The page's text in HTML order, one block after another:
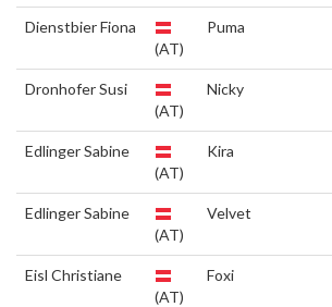
Dienstbier Fiona
(AT)
Puma
Dronhofer Susi
(AT)
Nicky
Edlinger Sabine
(AT)
Kira
Edlinger Sabine
(AT)
Velvet
Eisl Christiane
(AT)
Foxi